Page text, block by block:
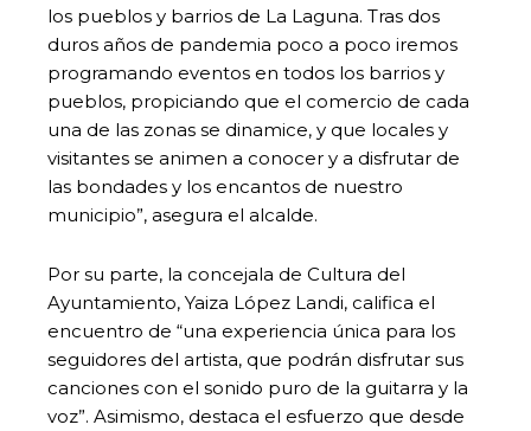
los pueblos y barrios de La Laguna. Tras dos
duros años de pandemia poco a poco iremos
programando eventos en todos los barrios y
pueblos, propiciando que el comercio de cada
una de las zonas se dinamice, y que locales y
visitantes se animen a conocer y a disfrutar de
las bondades y los encantos de nuestro
municipio”, asegura el alcalde.
Por su parte, la concejala de Cultura del
Ayuntamiento, Yaiza López Landi, califica el
encuentro de “una experiencia única para los
seguidores del artista, que podrán disfrutar sus
canciones con el sonido puro de la guitarra y la
voz”. Asimismo, destaca el esfuerzo que desde